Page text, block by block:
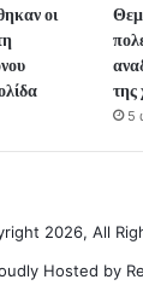
οι
5
2026, All
Hosted by